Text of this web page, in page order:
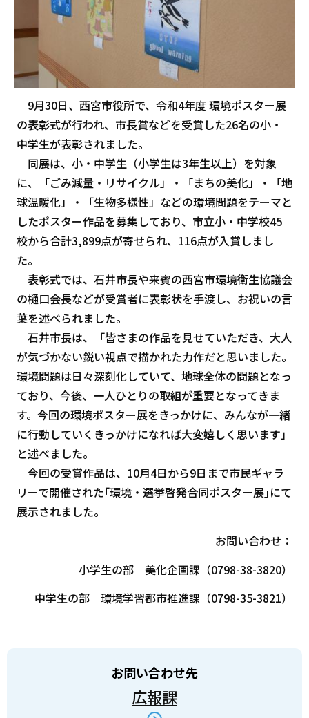
9月30日、西宮市役所で、令和4年度 環境ポスター展
の表彰式が行われ、市長賞などを受賞した26名の小・
中学生が表彰されました。
同展は、小・中学生（小学生は3年生以上）を対象
に、「ごみ減量・リサイクル」・「まちの美化」・「地
球温暖化」・「生物多様性」などの環境問題をテーマと
したポスター作品を募集しており、市立小・中学校45
校から合計3,899点が寄せられ、116点が入賞しまし
た。
表彰式では、石井市長や来賓の西宮市環境衛生協議会
の樋口会長などが受賞者に表彰状を手渡し、お祝いの言
葉を述べられました。
石井市長は、「皆さまの作品を見せていただき、大人
が気づかない鋭い視点で描かれた力作だと思いました。
環境問題は日々深刻化していて、地球全体の問題となっ
ており、今後、一人ひとりの取組が重要となってきま
す。今回の環境ポスター展をきっかけに、みんなが一緒
に行動していくきっかけになれば大変嬉しく思います」
と述べました。
今回の受賞作品は、10月4日から9日まで市民ギャラ
リーで開催された｢環境・選挙啓発合同ポスター展｣にて
展示されました。
お問い合わせ：
小学生の部 美化企画課（0798-38-3820）
中学生の部 環境学習都市推進課（0798-35-3821）
お問い合わせ先
広報課